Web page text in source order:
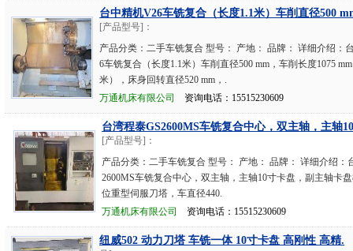
台中精机V26车铣复合（长度1.1米）车削直径500
[产品型号]：
产品分类：二手车铣复合 型号： 产地： 品牌： 详细介绍：
6车铣复合（长度1.1米）车削直径500 mm，车削长度1075
米），床身回转直径520 mm，.
万通机床有限公司
资询电话：15515230609
台湾程泰GS2600MS车铣复合中心，双主轴，主轴
[产品型号]：
产品分类：二手车铣复合 型号： 产地： 品牌： 详细介绍：
2600MS车铣复合中心，双主轴，主轴10寸卡盘，副主轴卡
位重型伺服刀塔，车直径440.
万通机床有限公司
资询电话：15515230609
纽威502 动力刀塔 车铣一体 10寸卡盘 高刚性 高精.